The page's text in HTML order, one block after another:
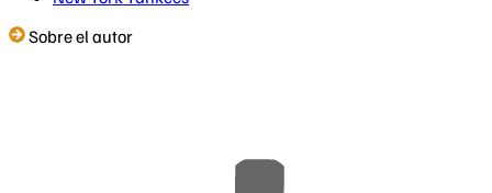
Sobre el autor